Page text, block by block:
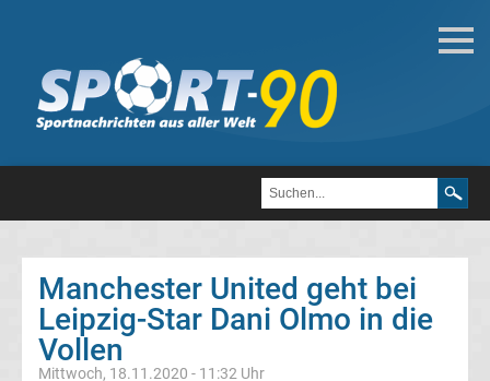
Transfergerüchte
Manchester
United
Transfergerüchte
Transfergerüchte
Transfergerüchte
Deutschland
Manchester United geht bei
Leipzig-Star Dani Olmo in die
Vollen
Mittwoch, 18.11.2020 - 11:32 Uhr